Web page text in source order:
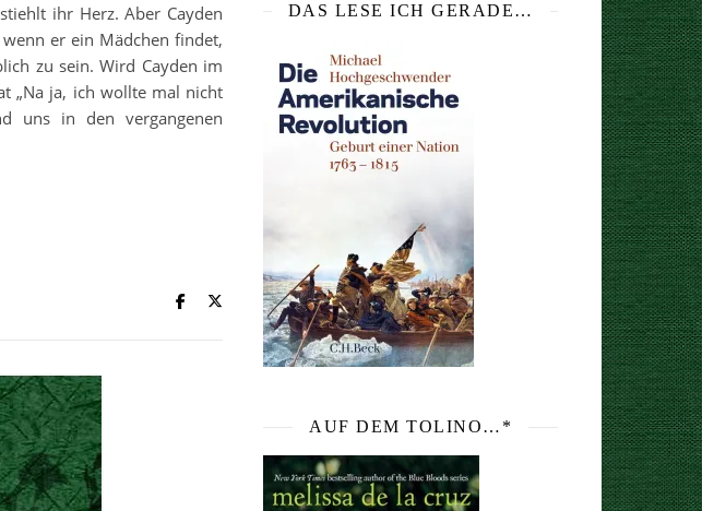
ihr Herz. Aber Cayden
er ein Mädchen findet,
zu sein. Wird Cayden im
„Na ja, ich wollte mal nicht
uns in den vergangenen
DAS LESE ICH GERADE…
AUF DEM TOLINO…*